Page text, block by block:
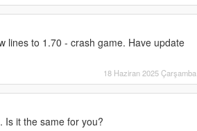
lines to 1.70 - crash game. Have update
18 Haziran 2025 Çarşamba
Is it the same for you?